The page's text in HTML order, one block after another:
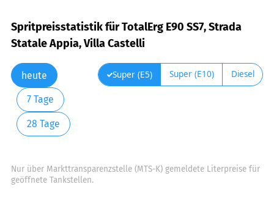
Spritpreisstatistik für TotalErg E90 SS7, Strada
Statale Appia, Villa Castelli
heute
7 Tage
28 Tage
Super (E5) Super (E10) Diesel
Nur über Markttransparenzstelle (MTS-K) gemeldete Literpreise für
geöffnete Tankstellen.